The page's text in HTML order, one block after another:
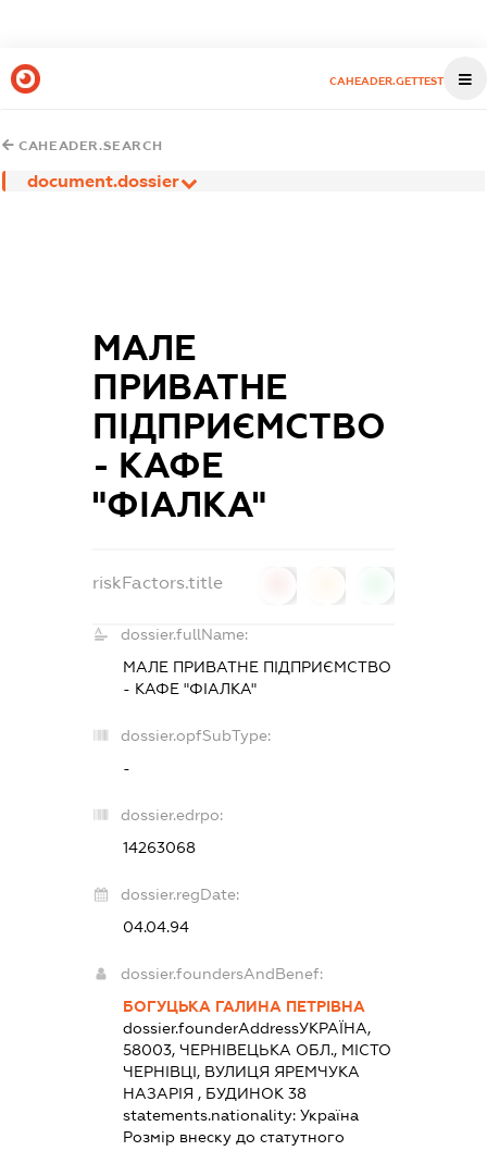
CAHEADER.GETTEST
CAHEADER.SEARCH
document.dossier
МАЛЕ
ПРИВАТНЕ
ПІДПРИЄМСТВО
- КАФЕ
"ФІАЛКА"
riskFactors.title
dossier.fullName:
МАЛЕ ПРИВАТНЕ ПІДПРИЄМСТВО
- КАФЕ "ФІАЛКА"
dossier.opfSubType:
-
dossier.edrpo:
14263068
dossier.regDate:
04.04.94
dossier.foundersAndBenef:
БОГУЦЬКА ГАЛИНА ПЕТРІВНА
dossier.founderAddressУКРАЇНА,
58003, ЧЕРНІВЕЦЬКА ОБЛ., МІСТО
ЧЕРНІВЦІ, ВУЛИЦЯ ЯРЕМЧУКА
НАЗАРІЯ , БУДИНОК 38
statements.nationality: Україна
Розмір внеску до статутного